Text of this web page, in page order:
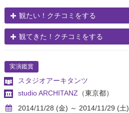
観たい！クチコミをする
観てきた！クチコミをする
実演鑑賞
スタジオアーキタンツ
studio ARCHITANZ （東京都）
2014/11/28 (金) ～ 2014/11/29 (土)